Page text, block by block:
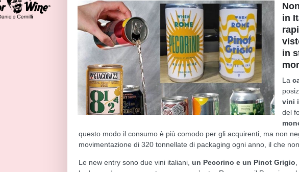
in
in
La
vini
del
questo modo il consumo è più comodo per gli acquirenti, ma non
movimentazione di 320 tonnellate di packaging ogni anno, il che
Le new entry sono due vini italiani, un Pecorino e un Pinot Grigio